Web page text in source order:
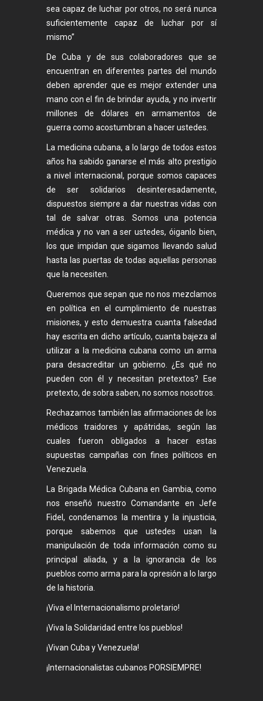
sea capaz de luchar por otros, no será nunca
suficientemente capaz de luchar por sí
mismo”
De Cuba y de sus colaboradores que se
encuentran en diferentes partes del mundo
deben aprender que es mejor extender una
mano con el fin de brindar ayuda, y no invertir
millones de dólares en armamentos de
guerra como acostumbran a hacer ustedes.
La medicina cubana, a lo largo de todos estos
años ha sabido ganarse el más alto prestigio
a nivel internacional, porque somos capaces
de ser solidarios desinteresadamente,
dispuestos siempre a dar nuestras vidas con
tal de salvar otras. Somos una potencia
médica y no van a ser ustedes, óiganlo bien,
los que impidan que sigamos llevando salud
hasta las puertas de todas aquellas personas
que la necesiten.
Queremos que sepan que no nos mezclamos
en política en el cumplimiento de nuestras
misiones, y esto demuestra cuanta falsedad
hay escrita en dicho artículo, cuanta bajeza al
utilizar a la medicina cubana como un arma
para desacreditar un gobierno. ¿Es qué no
pueden con él y necesitan pretextos? Ese
pretexto, de sobra saben, no somos nosotros.
Rechazamos también las afirmaciones de los
médicos traidores y apátridas, según las
cuales fueron obligados a hacer estas
supuestas campañas con fines políticos en
Venezuela.
La Brigada Médica Cubana en Gambia, como
nos enseñó nuestro Comandante en Jefe
Fidel, condenamos la mentira y la injusticia,
porque sabemos que ustedes usan la
manipulación de toda información como su
principal aliada, y a la ignorancia de los
pueblos como arma para la opresión a lo largo
de la historia.
¡Viva el Internacionalismo proletario!
¡Viva la Solidaridad entre los pueblos!
¡Vivan Cuba y Venezuela!
¡Internacionalistas cubanos PORSIEMPRE!